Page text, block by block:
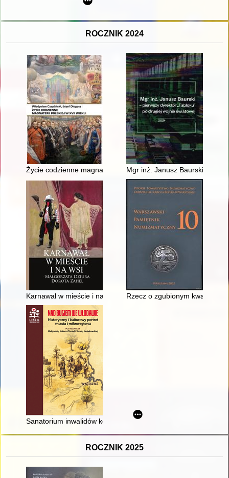
ROCZNIK 2024
Życie codzienne magnaterii polskiej w XVII wieku
Mgr inż. Janusz Baurski :
Karnawał w mieście i na wsi Rzecz o zgubionym kwartniku
Sanatorium inwalidów kolejowych pod Włodawą (1888-1915)
ROCZNIK 2025